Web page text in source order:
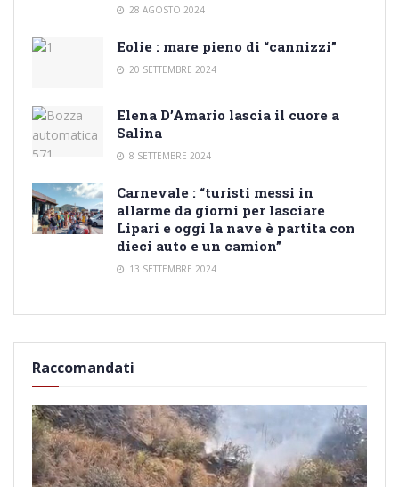
28 AGOSTO 2024
Eolie : mare pieno di “cannizzi”
20 SETTEMBRE 2024
Elena D’Amario lascia il cuore a
Salina
8 SETTEMBRE 2024
Carnevale : “turisti messi in
allarme da giorni per lasciare
Lipari e oggi la nave è partita con
dieci auto e un camion”
13 SETTEMBRE 2024
Raccomandati